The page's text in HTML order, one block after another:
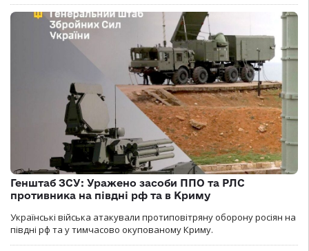
Генштаб ЗСУ: Уражено засоби ППО та РЛС
противника на півдні рф та в Криму
Українські війська атакували протиповітряну оборону росіян на
півдні рф та у тимчасово окупованому Криму.